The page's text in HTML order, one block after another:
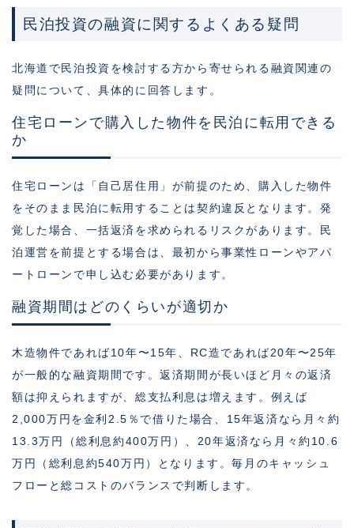
民泊投資の融資に関するよくある疑問
北海道で民泊投資を検討する方から寄せられる融資関連の
疑問について、具体的に回答します。
住宅ローンで購入した物件を民泊に転用できる
か
住宅ローンは「自己居住用」が前提のため、購入した物件
をそのまま民泊に転用することは契約違反となります。発
覚した場合、一括返済を求められるリスクがあります。民
泊運営を前提とする場合は、最初から事業性ローンやアパ
ートローンで申し込む必要があります。
融資期間はどのくらいが適切か
木造物件であれば10年〜15年、RC造であれば20年〜25年
が一般的な融資期間です。返済期間が長いほど月々の返済
額は抑えられますが、総支払利息は増えます。例えば
2,000万円を金利2.5％で借りた場合、15年返済なら月々約
13.3万円（総利息約400万円）、20年返済なら月々約10.6
万円（総利息約540万円）となります。毎月のキャッシュ
フローと総コストのバランスで判断します。